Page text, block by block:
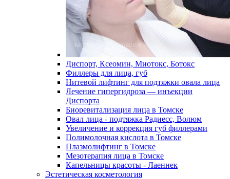
Диспорт, Ксеомин, Миотокс, Ботокс
Филлеры для лица, губ
Нитевой лифтинг для подтяжки овала лица
Лечение гипергидроза — инъекции
Диспорта
Биоревитализация лица в Томске
Овал лица - подтяжка Радиесс, Волюм
Увеличение и коррекция губ филлерами
Полимолочная кислота в Томске
Плазмолифтинг в Томске
Мезотерапия лица в Томске
Капельницы красоты - Лаеннек
Эстетическая косметология